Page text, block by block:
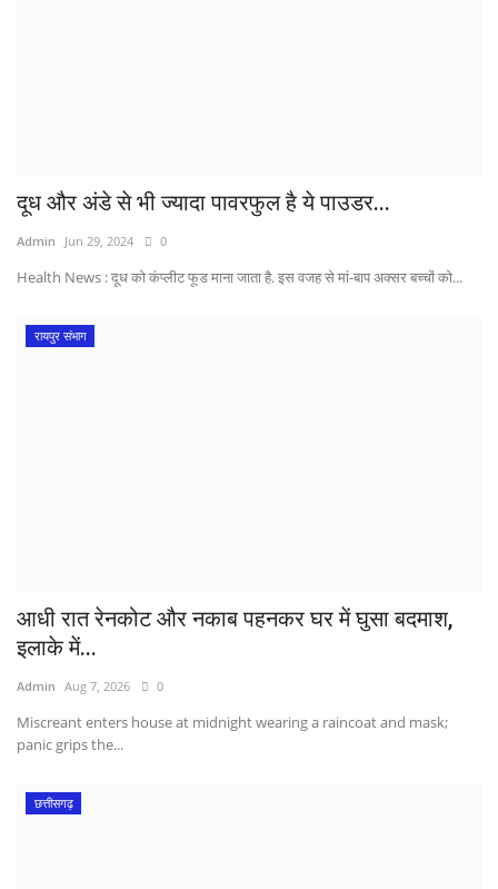
दूध और अंडे से भी ज्यादा पावरफुल है ये पाउडर...
Admin Jun 29, 2024 0
Health News : दूध को कंप्लीट फूड माना जाता है. इस वजह से मां-बाप अक्सर बच्चों को...
रायपुर संभाग
आधी रात रेनकोट और नकाब पहनकर घर में घुसा बदमाश,
इलाके में...
Admin Aug 7, 2026 0
Miscreant enters house at midnight wearing a raincoat and mask;
panic grips the...
छत्तीसगढ़